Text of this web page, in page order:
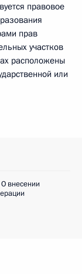
правовое
прав
участков
расположены
или
внесении